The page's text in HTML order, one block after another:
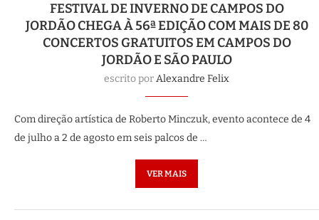
FESTIVAL DE INVERNO DE CAMPOS DO
JORDÃO CHEGA À 56ª EDIÇÃO COM MAIS DE 80
CONCERTOS GRATUITOS EM CAMPOS DO
JORDÃO E SÃO PAULO
escrito porAlexandre Felix
Com direção artística de Roberto Minczuk, evento acontece de 4
de julho a 2 de agosto em seis palcos de …
VER MAIS